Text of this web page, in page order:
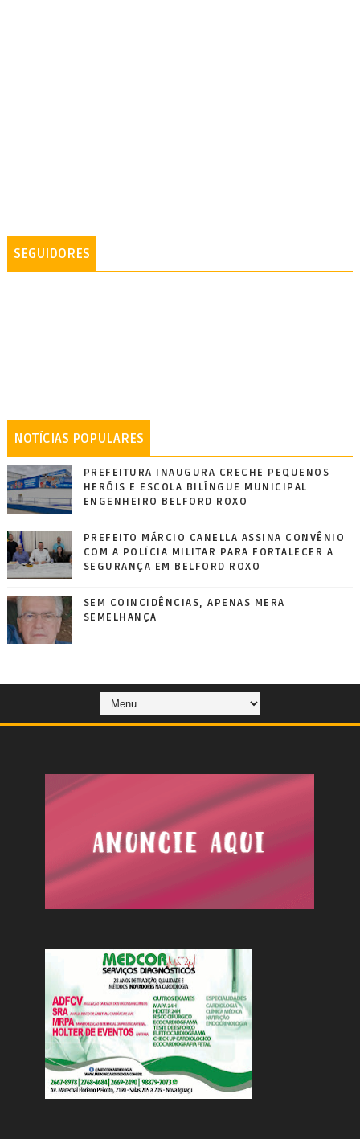
SEGUIDORES
NOTÍCIAS POPULARES
PREFEITURA INAUGURA CRECHE PEQUENOS
HERÓIS E ESCOLA BILÍNGUE MUNICIPAL
ENGENHEIRO BELFORD ROXO
PREFEITO MÁRCIO CANELLA ASSINA CONVÊNIO
COM A POLÍCIA MILITAR PARA FORTALECER A
SEGURANÇA EM BELFORD ROXO
SEM COINCIDÊNCIAS, APENAS MERA
SEMELHANÇA